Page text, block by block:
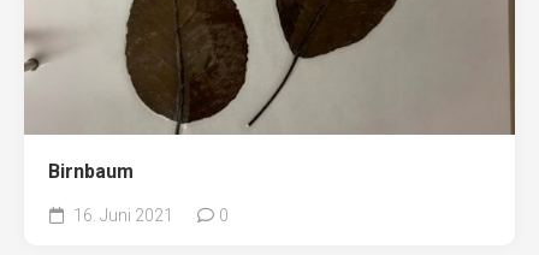
Birnbaum
16. Juni 2021 0